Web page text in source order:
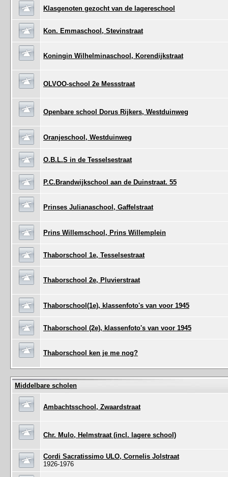
Klasgenoten gezocht van de lagereschool
Kon. Emmaschool, Stevinstraat
Koningin Wilhelminaschool, Korendijkstraat
OLVOO-school 2e Messstraat
Openbare school Dorus Rijkers, Westduinweg
Oranjeschool, Westduinweg
O.B.L.S in de Tesselsestraat
P.C.Brandwijkschool aan de Duinstraat. 55
Prinses Julianaschool, Gaffelstraat
Prins Willemschool, Prins Willemplein
Thaborschool 1e, Tesselsestraat
Thaborschool 2e, Pluvierstraat
Thaborschool(1e), klassenfoto's van voor 1945
Thaborschool (2e), klassenfoto's van voor 1945
Thaborschool ken je me nog?
Middelbare scholen
Ambachtsschool, Zwaardstraat
Chr. Mulo, Helmstraat (incl. lagere school)
Cordi Sacratissimo ULO, Cornelis Jolstraat
1926-1976